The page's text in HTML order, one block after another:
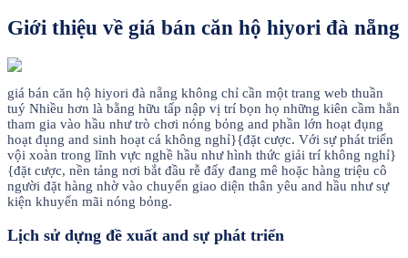
Giới thiệu về giá bán căn hộ hiyori đà nẵng
giá bán căn hộ hiyori đà nẵng không chỉ cần một trang web thuần
tuý Nhiều hơn là bằng hữu tấp nập vị trí bọn họ những kiên cầm hẳn
tham gia vào hầu như trò chơi nóng bỏng and phần lớn hoạt đụng
hoạt đụng and sinh hoạt cá không nghỉ}{đặt cược. Với sự phát triển
vội xoàn trong lĩnh vực nghề hầu như hình thức giải trí không nghỉ}
{đặt cược, nền tảng nơi bắt đầu rễ đấy đang mê hoặc hàng triệu cô
người đặt hàng nhờ vào chuyển giao diện thân yêu and hầu như sự
kiện khuyến mãi nóng bỏng.
Lịch sử dựng đề xuất and sự phát triển